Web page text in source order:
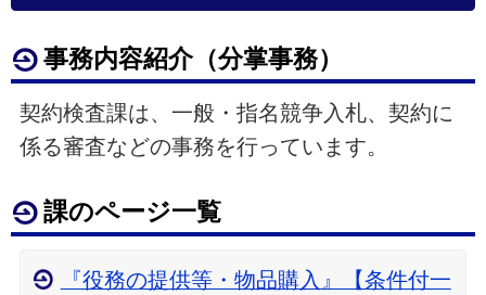
事務内容紹介（分掌事務）
契約検査課は、一般・指名競争入札、契約に
係る審査などの事務を行っています。
課のページ一覧
『役務の提供等・物品購入』【条件付一